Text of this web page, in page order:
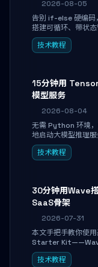
2026-08-05
告别 if-else 硬编码
搭建可循环、带状
多步骤 AI 代理。学
决策、工具调用和
技术教程
15分钟用
模型服务
2026-08-04
无需 Python 环境
地启动大模型推理
下载模型、配置
兼容 API，并在 C#
技术教程
30分钟用Wave
SaaS骨架
2026-07-31
本文手把手教你使
Starter
用户认证、订阅计
的完整 SaaS 骨架
技术教程